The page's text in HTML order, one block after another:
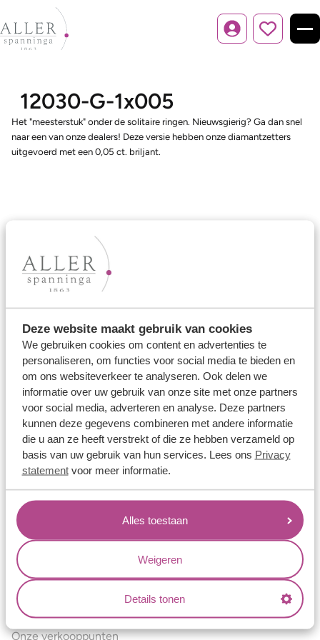
Deze website maakt gebruik van cookies
We gebruiken cookies om content en advertenties te
personaliseren, om functies voor social media te bieden en
om ons websiteverkeer te analyseren. Ook delen we
informatie over uw gebruik van onze site met onze partners
voor social media, adverteren en analyse. Deze partners
kunnen deze gegevens combineren met andere informatie
die u aan ze heeft verstrekt of die ze hebben verzameld op
basis van uw gebruik van hun services. Lees ons Privacy
statementvoor meer informatie.
Alles toestaan
Weigeren
Details tonen
Inloggen
12030-G-1x005
Het "meesterstuk" onder de solitaire ringen. Nieuwsgierig? Ga dan snel
naar een van onze dealers! Deze versie hebben onze diamantzetters
uitgevoerd met een 0,05 ct. briljant.
Ons aanbod
Trouwringen
Verlovingsringen
Vriendschapsringen
Over ons
Aller Spanninga
Historie
Certificaten
Blogs
Jouw voordelen
Conflictvrije Materialen
Oneindig veel mogelijkheden
Kwaliteit
Juweliers & Contact
Onze verkooppunten